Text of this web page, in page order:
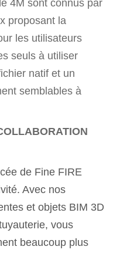
4M sont connus par
proposant la
les utilisateurs
seuls à utiliser
natif et un
semblables à
de Fine FIRE
Avec nos
et objets BIM 3D
vous
beaucoup plus